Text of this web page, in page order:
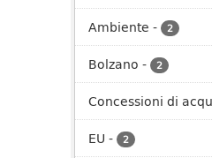
Ambiente - 2
Bolzano - 2
Concessioni di
EU - 2